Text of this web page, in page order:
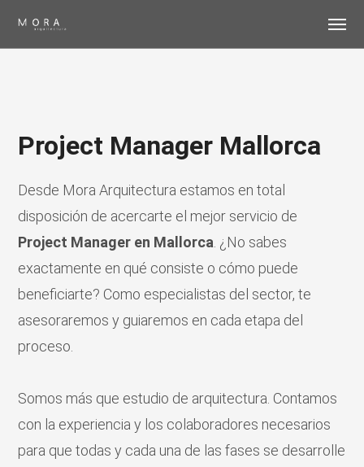
Project Manager Mallorca
Desde Mora Arquitectura estamos en total
disposición de acercarte el mejor servicio de
Project Manager en Mallorca . ¿No sabes
exactamente en qué consiste o cómo puede
beneficiarte? Como especialistas del sector, te
asesoraremos y guiaremos en cada etapa del
proceso.
Somos más que estudio de arquitectura. Contamos
con la experiencia y los colaboradores necesarios
para que todas y cada una de las fases se desarrolle